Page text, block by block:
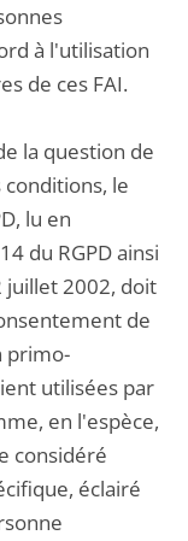
à l'utilisation
de ces FAI.
la question de
conditions, le
lu en
du RGPD ainsi
juillet 2002, doit
de
primo-
utilisées par
en l'espèce,
considéré
éclairé